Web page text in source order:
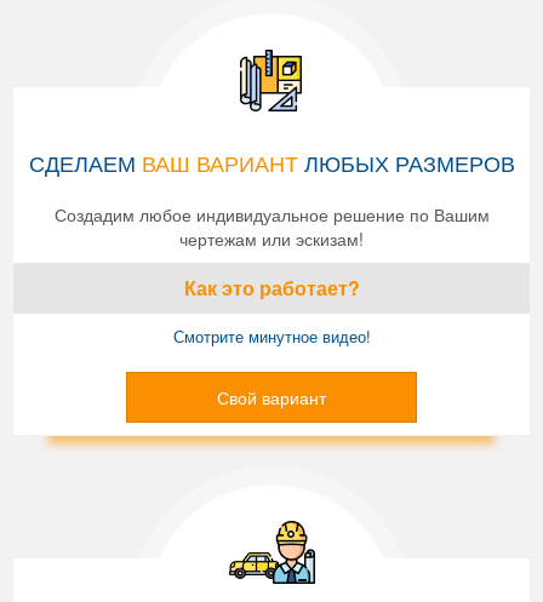
СДЕЛАЕМ ВАШ ВАРИАНТЛЮБЫХ РАЗМЕРОВ
Создадим любое индивидуальное решение по Вашим
чертежам или эскизам!
Как это работает?
Смотрите минутное видео!
Свой вариант